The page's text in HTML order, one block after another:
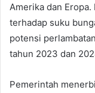
Amerika dan
terhadap suku
potensi
tahun 2023 dan
Pemerintah